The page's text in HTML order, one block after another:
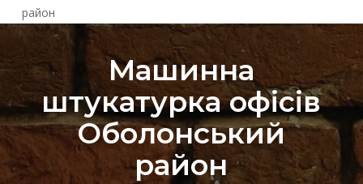
район
Машинна
штукатурка офісів
Оболонський
район